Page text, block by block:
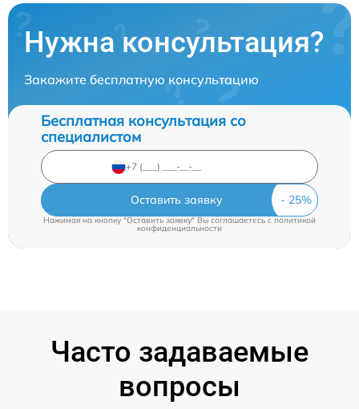
Нужна консультация?
Закажите бесплатную консультацию
Бесплатная консультация со
специалистом
Оставить заявку
Нажимая на кнопку "Оставить заявку" Вы соглашаетесь cполитикой
конфиденциальности
Часто задаваемые
вопросы